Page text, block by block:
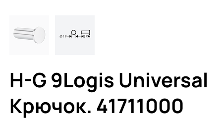
H-G 9Logis Universal
Крючок. 41711000